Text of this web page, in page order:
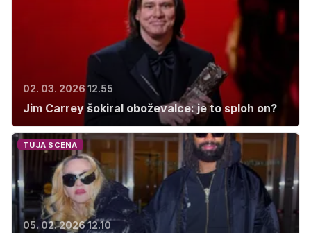
02. 03. 2026 12.55
Jim Carrey šokiral oboževalce: je to sploh on?
TUJA SCENA
05. 02. 2026 12.10